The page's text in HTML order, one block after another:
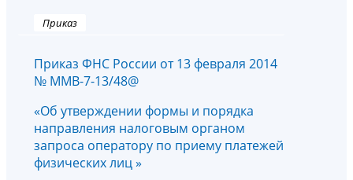
Приказ
Приказ ФНС России от 13 февраля 2014
№ ММВ-7-13/48@
«Об утверждении формы и порядка
направления налоговым органом
запроса оператору по приему платежей
физических лиц »